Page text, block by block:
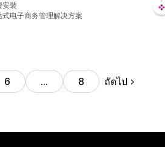
安装
式电子商务管理解决方案
6 … 8 ถัดไป